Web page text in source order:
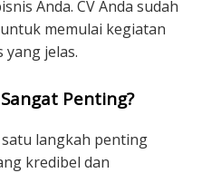
Anda. CV Anda sudah
memulai kegiatan
yang jelas.
Penting?
langkah penting
kredibel dan